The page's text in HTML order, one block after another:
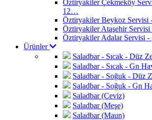
Öztiryakiler Çekmeköy
12…
Öztiryakiler Beykoz Servisi
Öztiryakiler Ataşehir
Öztiryakiler Adalar Servisi -
Ürünler
Saladbar - Sıcak - Düz
Saladbar - Sıcak - Gn
Saladbar - Soğuk - Düz
Saladbar - Soğuk - Gn
Saladbar (Ceviz)
Saladbar (Meşe)
Saladbar (Maun)